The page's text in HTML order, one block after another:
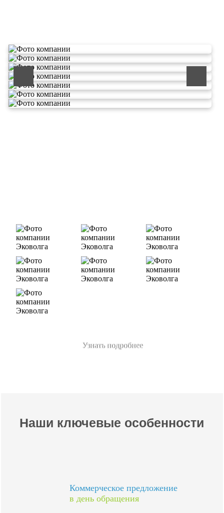
ООО «ЭКОВОЛГА» является современной и
Узнать подробнее
Наши ключевые особенности
Коммерческое предложение
в день обращения